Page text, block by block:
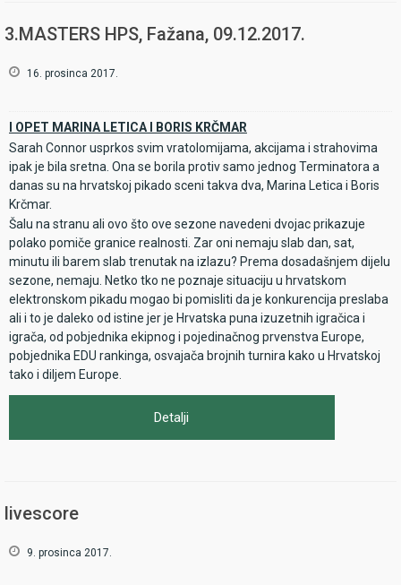
3.MASTERS HPS, Fažana, 09.12.2017.
16. prosinca 2017.
I OPET MARINA LETICA I BORIS KRČMAR
Sarah Connor usprkos svim vratolomijama, akcijama i strahovima
ipak je bila sretna. Ona se borila protiv samo jednog Terminatora a
danas su na hrvatskoj pikado sceni takva dva, Marina Letica i Boris
Krčmar.
Šalu na stranu ali ovo što ove sezone navedeni dvojac prikazuje
polako pomiče granice realnosti. Zar oni nemaju slab dan, sat,
minutu ili barem slab trenutak na izlazu? Prema dosadašnjem dijelu
sezone, nemaju. Netko tko ne poznaje situaciju u hrvatskom
elektronskom pikadu mogao bi pomisliti da je konkurencija preslaba
ali i to je daleko od istine jer je Hrvatska puna izuzetnih igračica i
igrača, od pobjednika ekipnog i pojedinačnog prvenstva Europe,
pobjednika EDU rankinga, osvajača brojnih turnira kako u Hrvatskoj
tako i diljem Europe.
Detalji
livescore
9. prosinca 2017.